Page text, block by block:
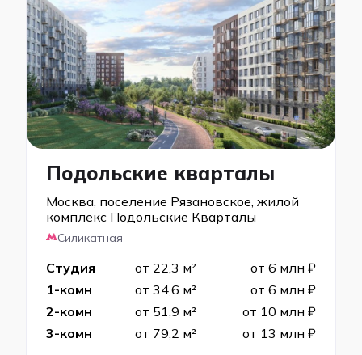
Подольские кварталы
Москва, поселение Рязановское, жилой
комплекс Подольские Кварталы
Силикатная
Студия от 22,3 м²
от 6 млн ₽
1-комн
от 34,6 м²
от 6 млн ₽
2-комн
от 51,9 м²
от 10 млн ₽
3-комн
от 79,2 м² от 13 млн ₽